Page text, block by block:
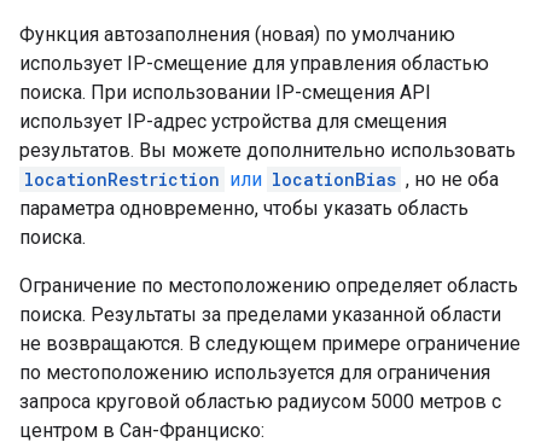
Функция автозаполнения (новая) по умолчанию
использует IP-смещение для управления областью
поиска. При использовании IP-смещения API
использует IP-адрес устройства для смещения
результатов. Вы можете дополнительно использовать
locationRestriction или locationBias , но не оба
параметра одновременно, чтобы указать область
поиска.
Ограничение по местоположению определяет область
поиска. Результаты за пределами указанной области
не возвращаются. В следующем примере ограничение
по местоположению используется для ограничения
запроса круговой областью радиусом 5000 метров с
центром в Сан-Франциско: